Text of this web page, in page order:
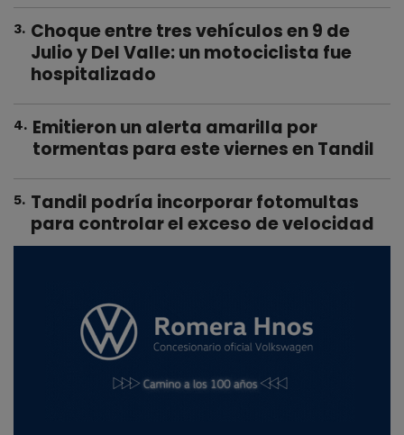
3. Choque entre tres vehículos en 9 de
Julio y Del Valle: un motociclista fue
hospitalizado
4. Emitieron un alerta amarilla por
tormentas para este viernes en Tandil
5. Tandil podría incorporar fotomultas
para controlar el exceso de velocidad